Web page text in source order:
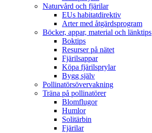
Naturvård och fjärilar
EUs habitatdirektiv
Arter med åtgärdsprogram
Böcker, appar, material och länktips
Boktips
Resurser på nätet
Fjärilsappar
Köpa fjärilsprylar
Bygg själv
Pollinatörsövervakning
Träna på pollinatörer
Blomflugor
Humlor
Solitärbin
Fjärilar